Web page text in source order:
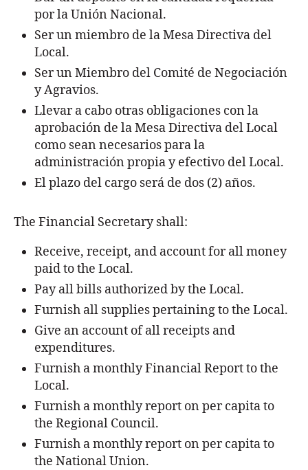
por la Unión Nacional.
Ser un miembro de la Mesa Directiva del
Local.
Ser un Miembro del Comité de Negociación
y Agravios.
Llevar a cabo otras obligaciones con la
aprobación de la Mesa Directiva del Local
como sean necesarios para la
administración propia y efectivo del Local.
El plazo del cargo será de dos (2) años.
The Financial Secretary shall:
Receive, receipt, and account for all money
paid to the Local.
Pay all bills authorized by the Local.
Furnish all supplies pertaining to the Local.
Give an account of all receipts and
expenditures.
Furnish a monthly Financial Report to the
Local.
Furnish a monthly report on per capita to
the Regional Council.
Furnish a monthly report on per capita to
the National Union.